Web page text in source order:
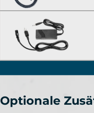
Optionale